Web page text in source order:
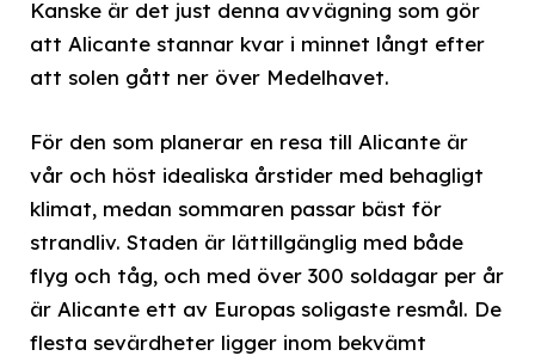
Kanske är det just denna avvägning som gör
att Alicante stannar kvar i minnet långt efter
att solen gått ner över Medelhavet.
För den som planerar en resa till Alicante är
vår och höst idealiska årstider med behagligt
klimat, medan sommaren passar bäst för
strandliv. Staden är lättillgänglig med både
flyg och tåg, och med över 300 soldagar per år
är Alicante ett av Europas soligaste resmål. De
flesta sevärdheter ligger inom bekvämt